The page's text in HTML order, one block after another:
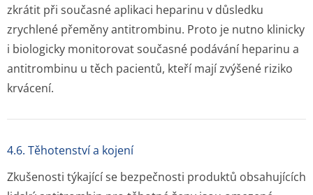
zkrátit při současné aplikaci heparinu v důsledku
zrychlené přeměny antitrombinu. Proto je nutno klinicky
i biologicky monitorovat současné podávání heparinu a
antitrombinu u těch pacientů, kteří mají zvýšené riziko
krvácení.
4.6. Těhotenství a kojení
Zkušenosti týkající se bezpečnosti produktů obsahujících